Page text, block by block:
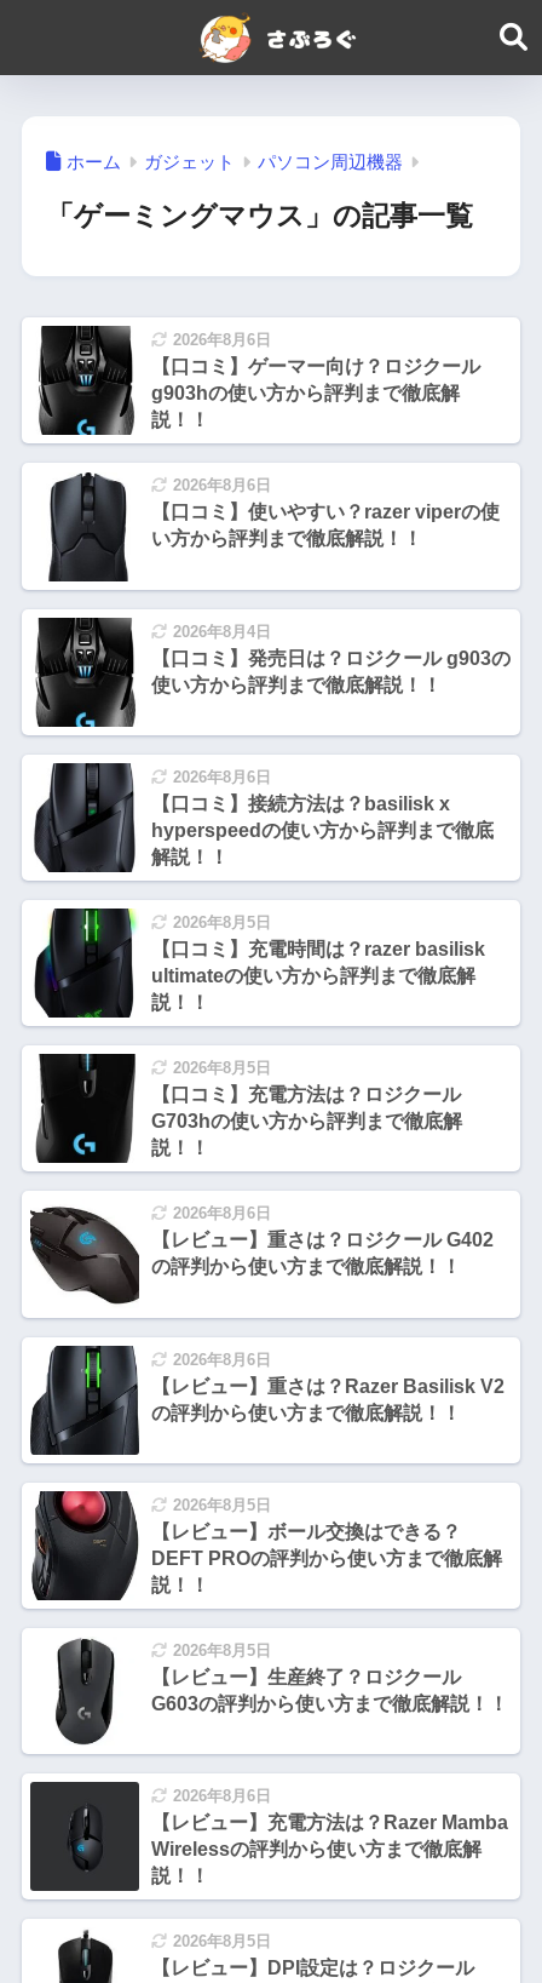
ホーム ガジェット パソコン周辺機器
「ゲーミングマウス」の記事一覧
2026年8月6日
【口コミ】ゲーマー向け？ロジクール
g903hの使い方から評判まで徹底解
説！！
2026年8月6日
【口コミ】使いやすい？razer viperの使
い方から評判まで徹底解説！！
2026年8月4日
【口コミ】発売日は？ロジクール g903の
使い方から評判まで徹底解説！！
2026年8月6日
【口コミ】接続方法は？basilisk x
hyperspeedの使い方から評判まで徹底
解説！！
2026年8月5日
【口コミ】充電時間は？razer basilisk
ultimateの使い方から評判まで徹底解
説！！
2026年8月5日
【口コミ】充電方法は？ロジクール
G703hの使い方から評判まで徹底解
説！！
2026年8月6日
【レビュー】重さは？ロジクール G402
の評判から使い方まで徹底解説！！
2026年8月6日
【レビュー】重さは？Razer Basilisk V2
の評判から使い方まで徹底解説！！
2026年8月5日
【レビュー】ボール交換はできる？
DEFT PROの評判から使い方まで徹底解
説！！
2026年8月5日
【レビュー】生産終了？ロジクール
G603の評判から使い方まで徹底解説！！
2026年8月6日
【レビュー】充電方法は？Razer Mamba
Wirelessの評判から使い方まで徹底解
説！！
2026年8月5日
【レビュー】DPI設定は？ロジクール